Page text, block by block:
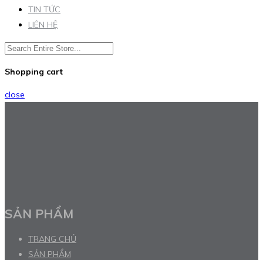
TIN TỨC
LIÊN HỆ
Shopping cart
close
SẢN PHẨM
TRANG CHỦ
SẢN PHẨM